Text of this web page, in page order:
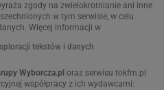
zgody na zwielokrotnianie ani inne
w tym serwisie, w celu
Więcej informacji w
tekstów i danych
Wyborcza.pl oraz serwisu tokfm.pl
współpracy z ich wydawcami: